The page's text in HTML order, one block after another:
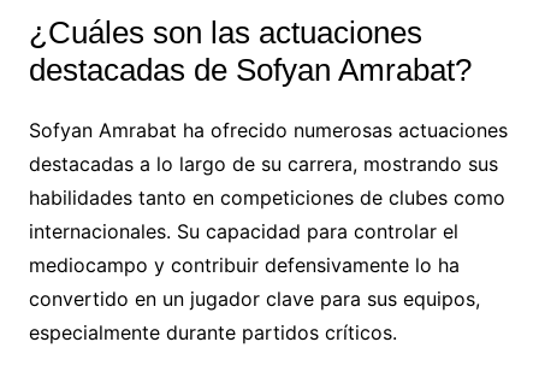
¿Cuáles son las actuaciones
destacadas de Sofyan Amrabat?
Sofyan Amrabat ha ofrecido numerosas actuaciones
destacadas a lo largo de su carrera, mostrando sus
habilidades tanto en competiciones de clubes como
internacionales. Su capacidad para controlar el
mediocampo y contribuir defensivamente lo ha
convertido en un jugador clave para sus equipos,
especialmente durante partidos críticos.